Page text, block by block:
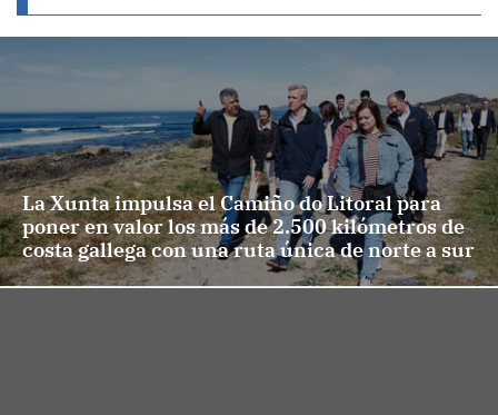
La Xunta impulsa el Camiño do Litoral para
poner en valor los más de 2.500 kilómetros de
costa gallega con una ruta única de norte a sur